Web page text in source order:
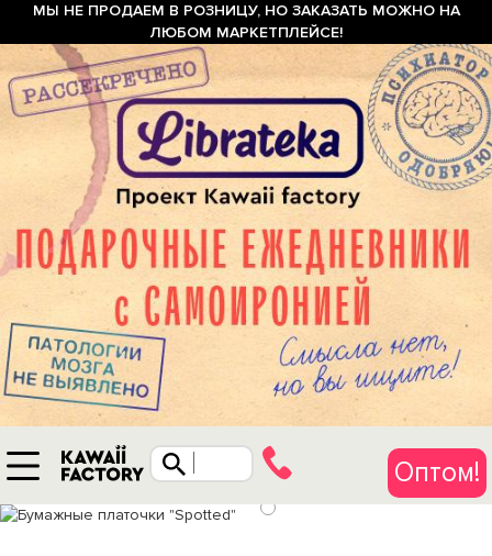
МЫ НЕ ПРОДАЕМ В РОЗНИЦУ, НО ЗАКАЗАТЬ МОЖНО НА
ЛЮБОМ МАРКЕТПЛЕЙСЕ!
Оптом!